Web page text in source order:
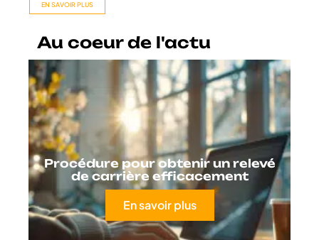
EN SAVOIR PLUS
Au coeur de l'actu
Procédure pour obtenir un relevé
de carrière efficacement
En savoir plus